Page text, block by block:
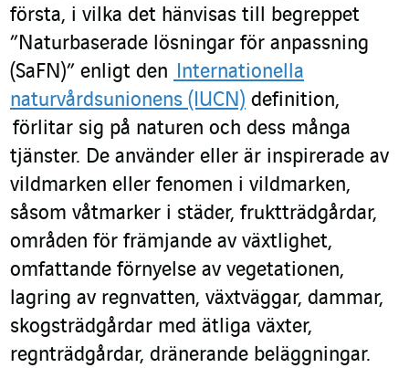
första, i vilka det hänvisas till begreppet
”Naturbaserade lösningar för anpassning
(SaFN)” enligt den Internationella
naturvårdsunionens (IUCN) definition,
förlitar sig på naturen och dess många
tjänster. De använder eller är inspirerade av
vildmarken eller fenomen i vildmarken,
såsom våtmarker i städer, fruktträdgårdar,
områden för främjande av växtlighet,
omfattande förnyelse av vegetationen,
lagring av regnvatten, växtväggar, dammar,
skogsträdgårdar med ätliga växter,
regnträdgårdar, dränerande beläggningar.